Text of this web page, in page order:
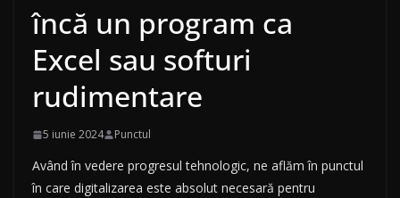
încă un program ca
Excel sau softuri
rudimentare
5 iunie 2024 Punctul
Având în vedere progresul tehnologic, ne aflăm în punctul
în care digitalizarea este absolut necesară pentru